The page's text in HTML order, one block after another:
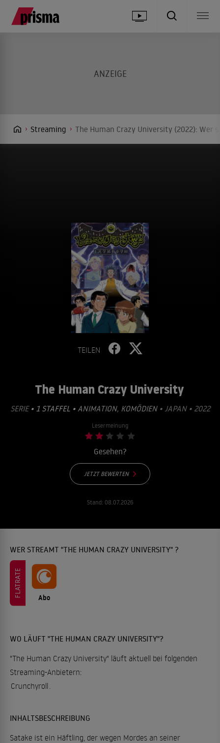
Streaming The Human Crazy University (2022): Wer
TEILEN
The Human Crazy University
SERIE • 1 STAFFEL • ANIMATION, KOMÖDIEN• JAPAN • 2022
Lesermeinung
Gesehen?
JETZT BEWERTEN
Stand: 08.07.2026
WER STREAMT "THE HUMAN CRAZY UNIVERSITY" ?
FLATRATE Abo
WO LÄUFT "THE HUMAN CRAZY UNIVERSITY"?
"The Human Crazy University" läuft aktuell bei folgenden
Streaming-Anbietern:
Crunchyroll
INHALTSBESCHREIBUNG
Satake ist ein Häftling, der wegen Mordes an seiner